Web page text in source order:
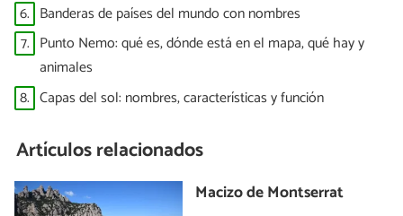
6. Banderas de países del mundo con nombres
7. Punto Nemo: qué es, dónde está en el mapa, qué hay y
animales
8. Capas del sol: nombres, características y función
Artículos relacionados
Macizo de Montserrat